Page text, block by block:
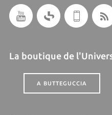
La boutique de
A BUTTEGUCCIA